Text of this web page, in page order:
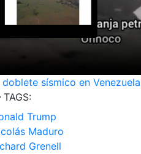
doblete sísmico en
TAGS:
Trump
Maduro
Grenell